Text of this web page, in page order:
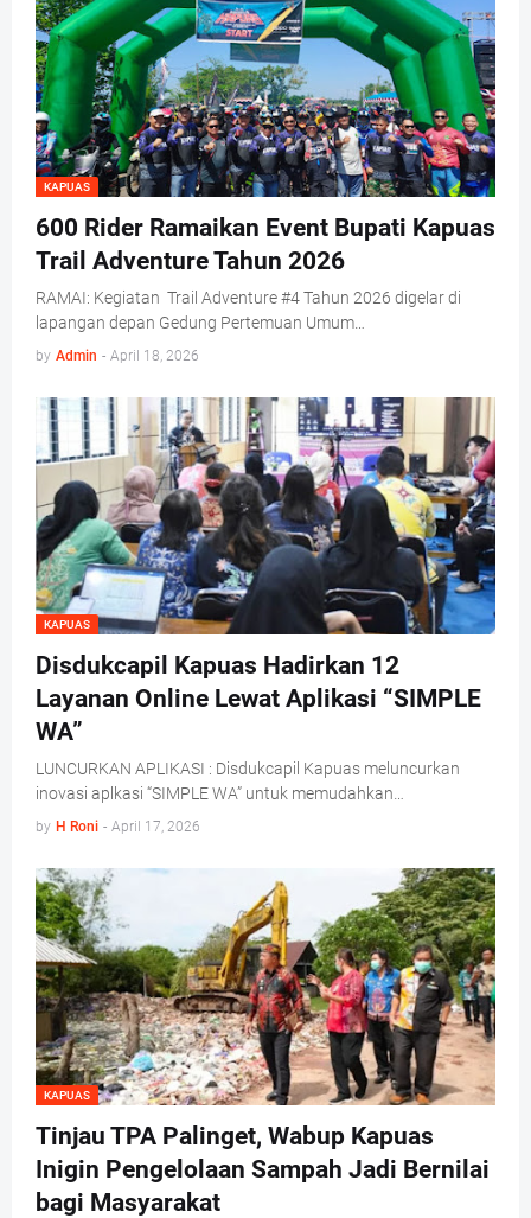
KAPUAS
600 Rider Ramaikan Event Bupati Kapuas
Trail Adventure Tahun 2026
RAMAI: Kegiatan Trail Adventure #4 Tahun 2026 digelar di
lapangan depan Gedung Pertemuan Umum…
by Admin - April 18, 2026
KAPUAS
Disdukcapil Kapuas Hadirkan 12
Layanan Online Lewat Aplikasi “SIMPLE
WA”
LUNCURKAN APLIKASI : Disdukcapil Kapuas meluncurkan
inovasi aplkasi “SIMPLE WA” untuk memudahkan…
by H Roni - April 17, 2026
KAPUAS
Tinjau TPA Palinget, Wabup Kapuas
Inigin Pengelolaan Sampah Jadi Bernilai
bagi Masyarakat